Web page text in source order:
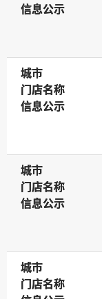
信息公示
信息公示
城市
城市
门店名称
门店名称
信息公示
信息公示
城市
城市
门店名称
门店名称
信息公示
信息公示
城市
城市
门店名称
门店名称